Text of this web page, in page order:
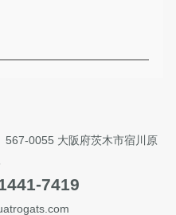
0055 大阪府茨木市宿川原
7419